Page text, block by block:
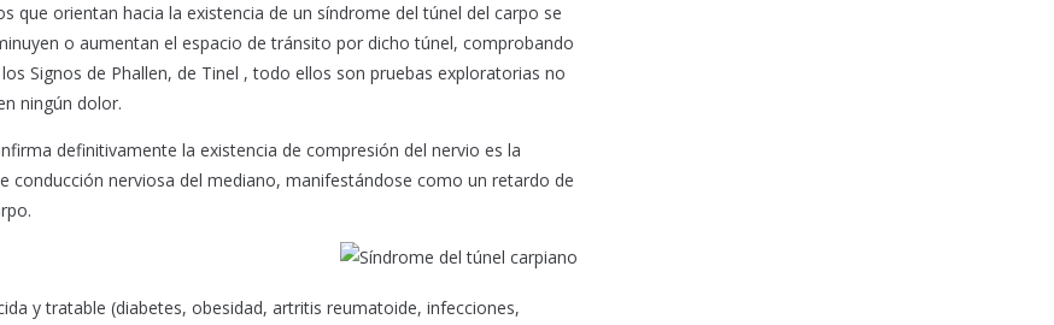
orientan hacia la existencia de un síndrome del túnel del carpo se
o aumentan el espacio de tránsito por dicho túnel, comprobando
Signos de Phallen, de Tinel , todo ellos son pruebas exploratorias no
ningún dolor.
definitivamente la existencia de compresión del nervio es la
conducción nerviosa del mediano, manifestándose como un retardo de
y tratable (diabetes, obesidad, artritis reumatoide, infecciones,